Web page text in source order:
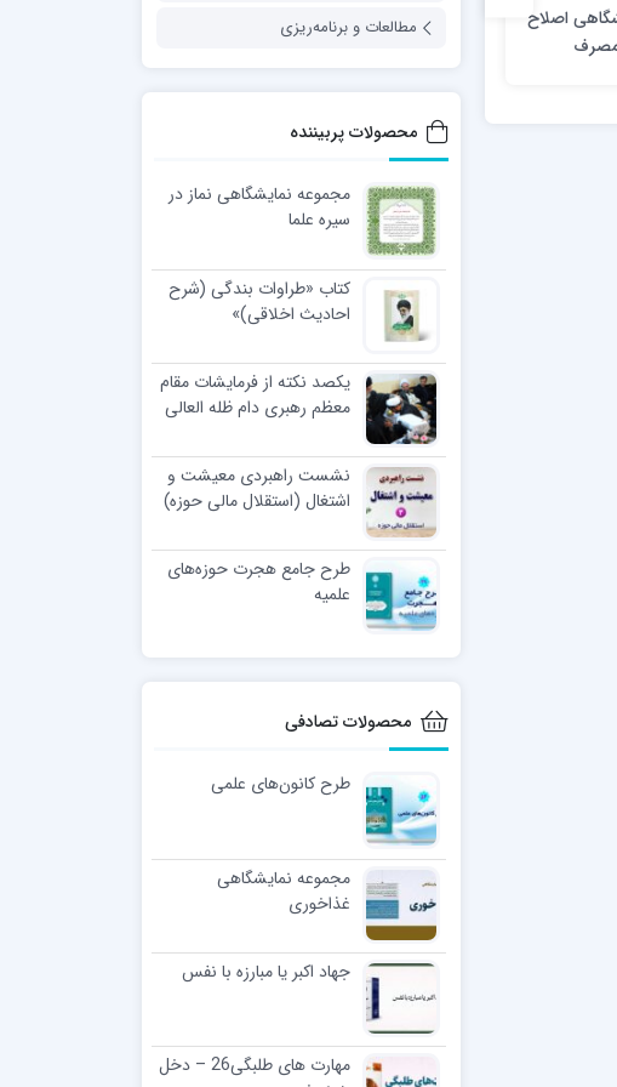
اصلاح
مصرف
مجموعه نمایشگاهی با
مطالعات و برنامه‌ریزی
محصولات پربیننده
مجموعه نمایشگاهی نماز در
سیره علما
کتاب «طراوات بندگی (شرح
احادیث اخلاقی)»
یکصد نکته از فرمایشات مقام
معظم رهبری دام ظله العالی
نشست راهبردی معیشت و
اشتغال (استقلال مالی حوزه)
طرح جامع هجرت حوزه‌های
علمیه
محصولات تصادفی
طرح کانون‌های علمی
مجموعه نمایشگاهی
غذاخوری
جهاد اکبر یا مبارزه با نفس
مهارت های طلبگی26 – دخل